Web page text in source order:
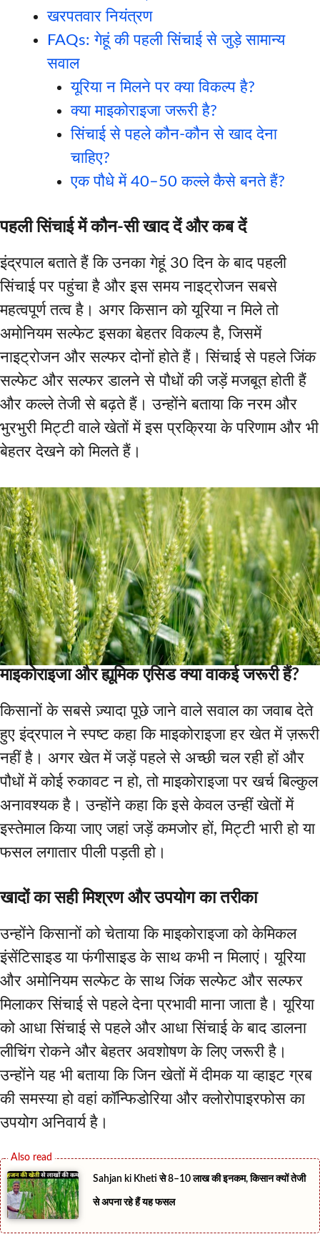
खरपतवार नियंत्रण
FAQs: गेहूं की पहली सिंचाई से जुड़े सामान्य
सवाल
यूरिया न मिलने पर क्या विकल्प है?
क्या माइकोराइजा जरूरी है?
सिंचाई से पहले कौन-कौन से खाद देना
चाहिए?
एक पौधे में 40–50 कल्ले कैसे बनते हैं?
पहली सिंचाई में कौन-सी खाद दें और कब दें
इंद्रपाल बताते हैं कि उनका गेहूं 30 दिन के बाद पहली
सिंचाई पर पहुंचा है और इस समय नाइट्रोजन सबसे
महत्वपूर्ण तत्व है। अगर किसान को यूरिया न मिले तो
अमोनियम सल्फेट इसका बेहतर विकल्प है, जिसमें
नाइट्रोजन और सल्फर दोनों होते हैं। सिंचाई से पहले जिंक
सल्फेट और सल्फर डालने से पौधों की जड़ें मजबूत होती हैं
और कल्ले तेजी से बढ़ते हैं। उन्होंने बताया कि नरम और
भुरभुरी मिट्टी वाले खेतों में इस प्रक्रिया के परिणाम और भी
बेहतर देखने को मिलते हैं।
माइकोराइजा और ह्यूमिक एसिड क्या वाकई जरूरी हैं?
किसानों के सबसे ज़्यादा पूछे जाने वाले सवाल का जवाब देते
हुए इंद्रपाल ने स्पष्ट कहा कि माइकोराइजा हर खेत में ज़रूरी
नहीं है। अगर खेत में जड़ें पहले से अच्छी चल रही हों और
पौधों में कोई रुकावट न हो, तो माइकोराइजा पर खर्च बिल्कुल
अनावश्यक है। उन्होंने कहा कि इसे केवल उन्हीं खेतों में
इस्तेमाल किया जाए जहां जड़ें कमजोर हों, मिट्टी भारी हो या
फसल लगातार पीली पड़ती हो।
खादों का सही मिश्रण और उपयोग का तरीका
उन्होंने किसानों को चेताया कि माइकोराइजा को केमिकल
इंसेंटिसाइड या फंगीसाइड के साथ कभी न मिलाएं। यूरिया
और अमोनियम सल्फेट के साथ जिंक सल्फेट और सल्फर
मिलाकर सिंचाई से पहले देना प्रभावी माना जाता है। यूरिया
को आधा सिंचाई से पहले और आधा सिंचाई के बाद डालना
लीचिंग रोकने और बेहतर अवशोषण के लिए जरूरी है।
उन्होंने यह भी बताया कि जिन खेतों में दीमक या व्हाइट ग्रब
की समस्या हो वहां कॉन्फिडोरिया और क्लोरोपाइरफोस का
उपयोग अनिवार्य है।
Sahjan ki Kheti से 8–10 लाख की इनकम, किसान क्यों तेजी
से अपना रहे हैं यह फसल